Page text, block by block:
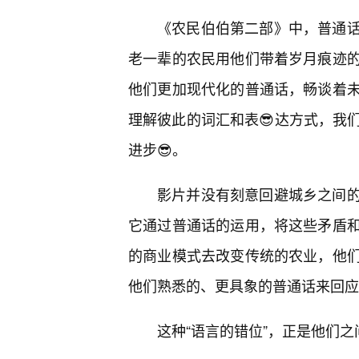
《农民伯伯第二部》中，普
老一辈的农民用他们带着岁月痕迹
他们更加现代化的普通话，畅谈着
理解彼此的词汇和表😎达方式，我
进步😎。
影片并没有刻意回避城乡之间
它通过普通话的运用，将这些矛盾
的商业模式去改变传统的农业，他
他们熟悉的、更具象的普通话来回
这种“语言的错位”，正是他们